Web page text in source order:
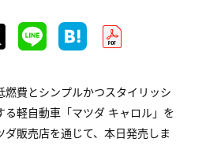
燃費とシンプルかつスタイリッシ
る軽自動車「マツダ キャロル」を
販売店を通じて、本日発売しま